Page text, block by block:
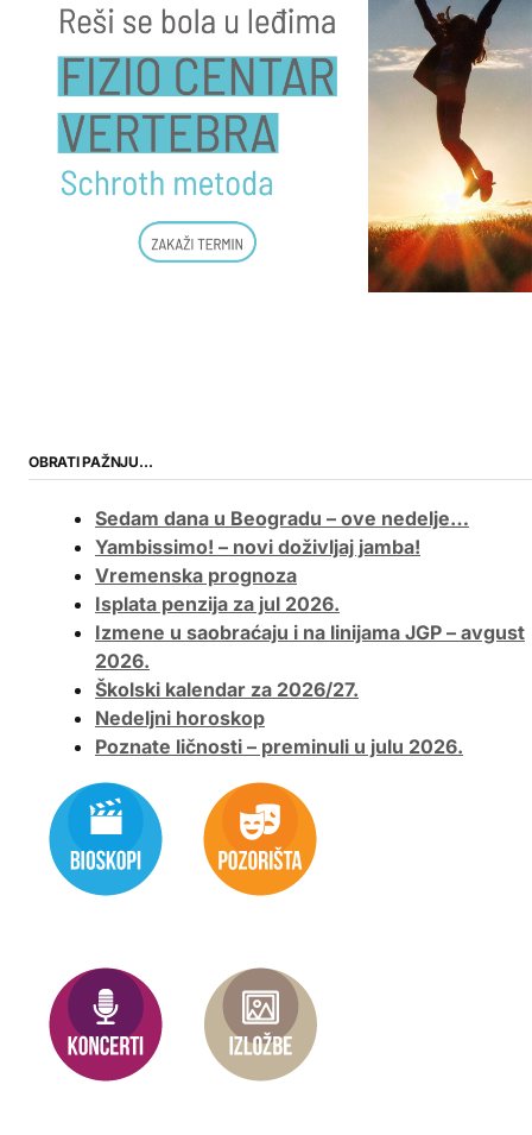
OBRATI PAŽNJU…
Sedam dana u Beogradu – ove nedelje…
Yambissimo! – novi doživljaj jamba!
Vremenska prognoza
Isplata penzija za jul 2026.
Izmene u saobraćaju i na linijama JGP – avgust
2026.
Školski kalendar za 2026/27.
Nedeljni horoskop
Poznate ličnosti – preminuli u julu 2026.